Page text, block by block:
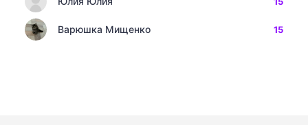
Варюшка Мищенко 15